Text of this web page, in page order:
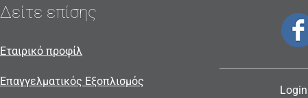
Δείτε επίσης
Εταιρικό προφίλ
Επαγγελματικός Εξοπλισμός
Login